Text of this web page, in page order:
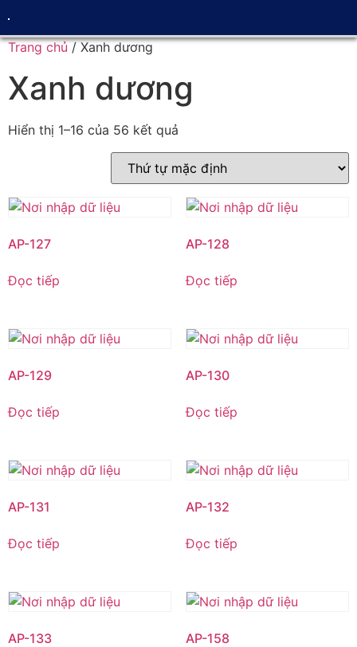
Trang chủ / Xanh dương
Xanh dương
Hiển thị 1–16 của 56 kết quả
AP-127
Đọc tiếp
AP-128
Đọc tiếp
AP-129
Đọc tiếp
AP-130
Đọc tiếp
AP-131
Đọc tiếp
AP-132
Đọc tiếp
AP-133 AP-158